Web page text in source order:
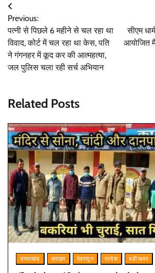
Post
navigation
Previous:
पत्नी से पिछले 6 महीने से चल रहा था
विवाद, कोर्ट में चल रहा था केस, पति
ने गंगनहर में कूद कर की आत्महत्या,
जल पुलिस चला रही सर्च अभियान
सीएम
आयोजित
Related Posts
उत्तराखंड क्राइम देहरादून प्रदेश बड़ी खबर